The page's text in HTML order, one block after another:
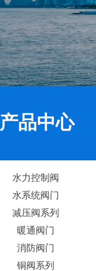
产品中心
水力控制阀
水系统阀门
减压阀系列
暖通阀门
消防阀门
铜阀系列